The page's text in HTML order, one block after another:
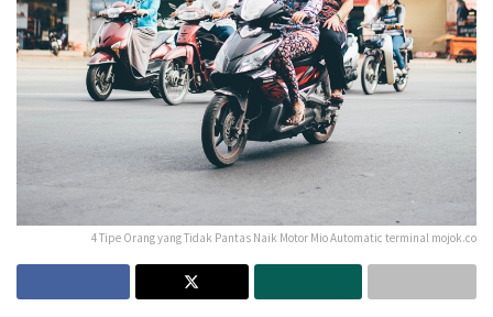
4 Tipe Orang yang Tidak Pantas Naik Motor Mio Automatic terminal mojok.co